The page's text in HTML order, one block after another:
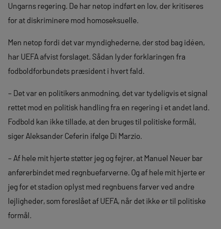
Ungarns regering. De har netop indført en lov, der kritiseres
for at diskriminere mod homoseksuelle.
Men netop fordi det var myndighederne, der stod bag idéen,
har UEFA afvist forslaget. Sådan lyder forklaringen fra
fodboldforbundets præsident i hvert fald.
– Det var en politikers anmodning, det var tydeligvis et signal
rettet mod en politisk handling fra en regering i et andet land.
Fodbold kan ikke tillade, at den bruges til politiske formål,
siger Aleksander Ceferin ifølge Di Marzio.
– Af hele mit hjerte støtter jeg og fejrer, at Manuel Neuer bar
anførerbindet med regnbuefarverne. Og af hele mit hjerte er
jeg for et stadion oplyst med regnbuens farver ved andre
lejligheder, som foreslået af UEFA, når det ikke er til politiske
formål.